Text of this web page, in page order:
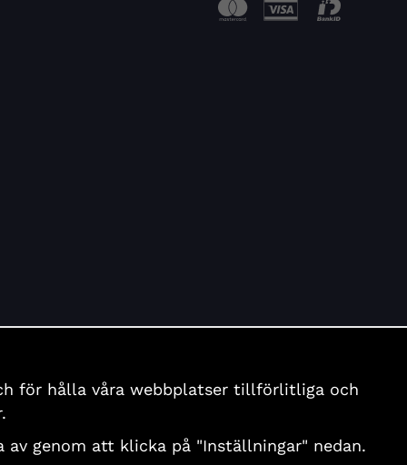
för hålla våra webbplatser tillförlitliga och
genom att klicka på "Inställningar" nedan.